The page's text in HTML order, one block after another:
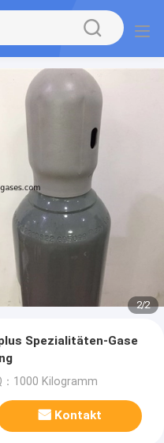
2/2
Spezialitäten-Gase
：1000 Kilogramm
Kontakt